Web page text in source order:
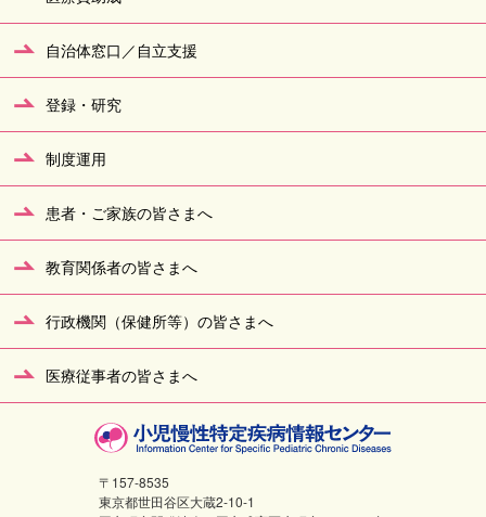
自治体窓口／自立支援
登録・研究
制度運用
患者・ご家族の皆さまへ
教育関係者の皆さまへ
行政機関（保健所等）の皆さまへ
医療従事者の皆さまへ
〒157-8535
東京都世田谷区大蔵2-10-1